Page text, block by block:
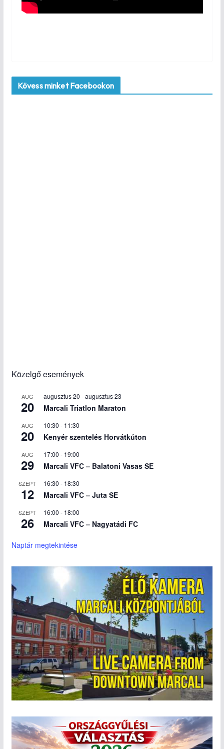
Kövess minket Facebookon
Közelgő események
AUG
20
augusztus 20 -augusztus 23
Marcali Triatlon Maraton
AUG
20
10:30 - 11:30
Kenyér szentelés Horvátkúton
AUG
29
17:00 - 19:00
Marcali VFC – Balatoni Vasas SE
SZEPT
12
16:30 - 18:30
Marcali VFC – Juta SE
SZEPT
26
16:00 - 18:00
Marcali VFC – Nagyatádi FC
Naptár megtekintése